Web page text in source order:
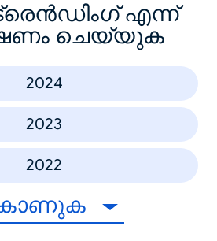
എന്ന്
ചെയ്യുക
2024
2023
2022